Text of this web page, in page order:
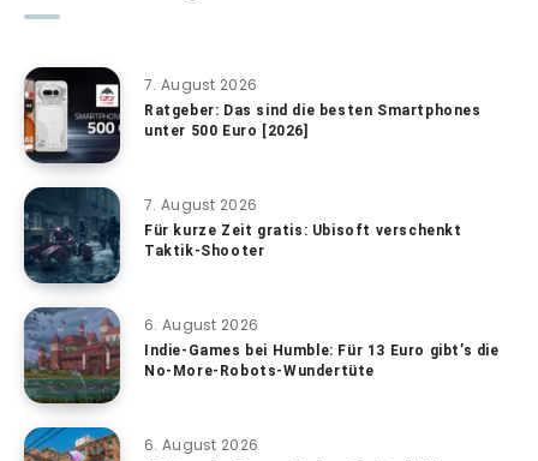
7. August 2026
Ratgeber: Das sind die besten Smartphones
unter 500 Euro [2026]
7. August 2026
Für kurze Zeit gratis: Ubisoft verschenkt
Taktik-Shooter
6. August 2026
Indie-Games bei Humble: Für 13 Euro gibt’s die
No-More-Robots-Wundertüte
6. August 2026